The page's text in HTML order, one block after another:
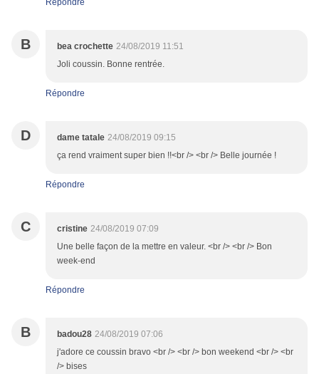
Répondre
B bea crochette 24/08/2019 11:51
Joli coussin. Bonne rentrée.
Répondre
D dame tatale 24/08/2019 09:15
ça rend vraiment super bien !!<br /> <br /> Belle journée !
Répondre
C cristine 24/08/2019 07:09
Une belle façon de la mettre en valeur. <br /> <br /> Bon
week-end
Répondre
B badou28 24/08/2019 07:06
j'adore ce coussin bravo <br /> <br /> bon weekend <br /> <br
/> bises